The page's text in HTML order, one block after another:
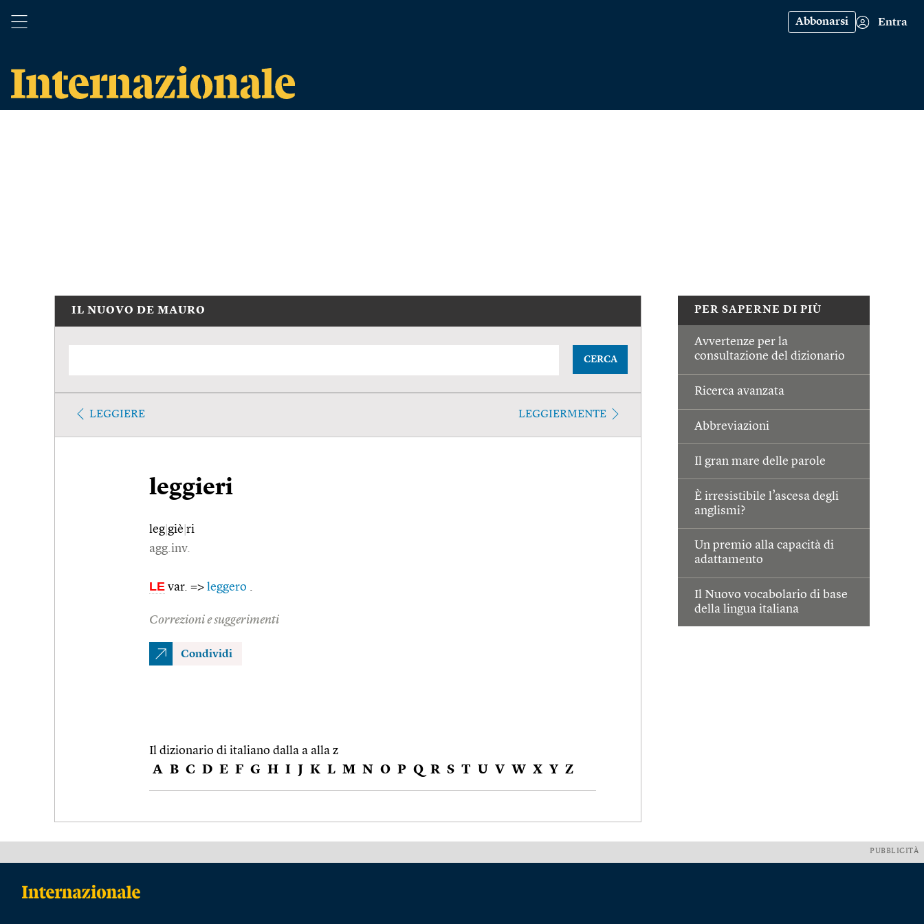
Abbonarsi Entra
PER SAPERNE DI PIÙ
Avvertenze per la
consultazione del dizionario
Ricerca avanzata
Abbreviazioni
Il gran mare delle parole
È irresistibile l’ascesa degli
anglismi?
Un premio alla capacità di
adattamento
Il Nuovo vocabolario di base
della lingua italiana
IL NUOVO DE MAURO
CERCA
LEGGIERE LEGGIERMENTE
leggieri
leg giè ri
agg.inv.
LE var. => leggero .
Correzioni e suggerimenti
Condividi
Il dizionario di italiano dalla a alla z
A B C D E F G H I J K L M N O P Q R S T U V W X Y Z
PUBBLICITÀ